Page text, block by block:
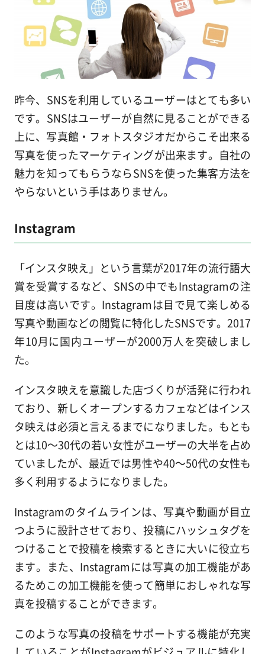
昨今、SNSを利用しているユーザーはとても多い
です。SNSはユーザーが自然に見ることができる
上に、写真館・フォトスタジオだからこそ出来る
写真を使ったマーケティングが出来ます。自社の
魅力を知ってもらうならSNSを使った集客方法を
やらないという手はありません。
Instagram
「インスタ映え」という言葉が2017年の流行語大
賞を受賞するなど、SNSの中でもInstagramの注
目度は高いです。Instagramは目で見て楽しめる
写真や動画などの閲覧に特化したSNSです。2017
年10月に国内ユーザーが2000万人を突破しまし
た。
インスタ映えを意識した店づくりが活発に行われ
ており、新しくオープンするカフェなどはインス
タ映えは必須と言えるまでになりました。もとも
とは10～30代の若い女性がユーザーの大半を占め
ていましたが、最近では男性や40～50代の女性も
多く利用するようになりました。
Instagramのタイムラインは、写真や動画が目立
つように設計させており、投稿にハッシュタグを
つけることで投稿を検索するときに大いに役立ち
ます。また、Instagramには写真の加工機能があ
るためこの加工機能を使って簡単におしゃれな写
真を投稿することができます。
このような写真の投稿をサポートする機能が充実